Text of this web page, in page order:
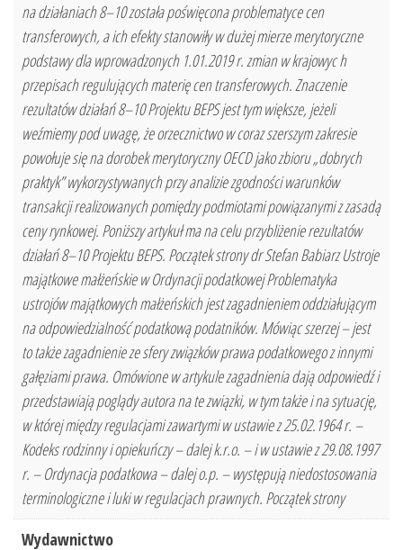
na działaniach 8–10 została poświęcona problematyce cen
transferowych, a ich efekty stanowiły w dużej mierze merytoryczne
podstawy dla wprowadzonych 1.01.2019 r. zmian w krajowyc h
przepisach regulujących materię cen transferowych. Znaczenie
rezultatów działań 8–10 Projektu BEPS jest tym większe, jeżeli
weźmiemy pod uwagę, że orzecznictwo w coraz szerszym zakresie
powołuje się na dorobek merytoryczny OECD jako zbioru „dobrych
praktyk” wykorzystywanych przy analizie zgodności warunków
transakcji realizowanych pomiędzy podmiotami powiązanymi z zasadą
ceny rynkowej. Poniższy artykuł ma na celu przybliżenie rezultatów
działań 8–10 Projektu BEPS. Początek strony dr Stefan Babiarz Ustroje
majątkowe małżeńskie w Ordynacji podatkowej Problematyka
ustrojów majątkowych małżeńskich jest zagadnieniem oddziałującym
na odpowiedzialność podatkową podatników. Mówiąc szerzej – jest
to także zagadnienie ze sfery związków prawa podatkowego z innymi
gałęziami prawa. Omówione w artykule zagadnienia dają odpowiedź i
przedstawiają poglądy autora na te związki, w tym także i na sytuację,
w której między regulacjami zawartymi w ustawie z 25.02.1964 r. –
Kodeks rodzinny i opiekuńczy – dalej k.r.o. – i w ustawie z 29.08.1997
r. – Ordynacja podatkowa – dalej o.p. – występują niedostosowania
terminologiczne i luki w regulacjach prawnych. Początek strony
Wydawnictwo